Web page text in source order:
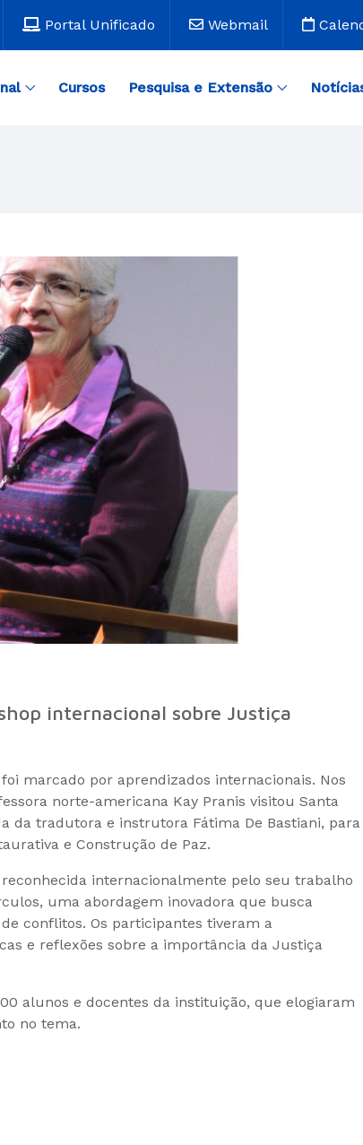
Portal Unificado Webmail
Cursos Pesquisa e Extensão
internacional sobre Justiça
marcado por aprendizados internacionais. Nos
norte-americana Kay Pranis visitou Santa
da tradutora e instrutora Fátima De Bastiani, para
e Construção de Paz.
internacionalmente pelo seu trabalho
uma abordagem inovadora que busca
conflitos. Os participantes tiveram a
e reflexões sobre a importância da Justiça
alunos e docentes da instituição, que elogiaram
no tema.